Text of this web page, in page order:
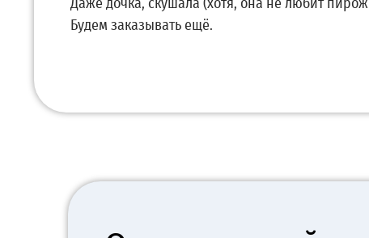
Даже дочка, скушала (хотя, она не любит
Будем заказывать ещё.